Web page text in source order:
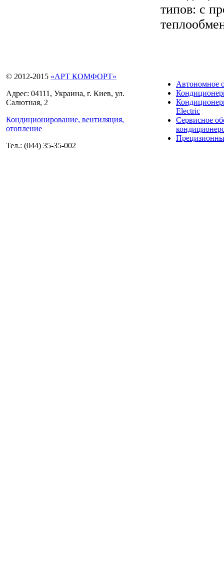
типов: с
© 2012-2015 «АРТ КОМФОРТ»
Адрес: 04111, Украина, г. Киев, ул.
Салютная, 2
Кондиционирование, вентиляция,
отопление
Тел.: (044) 35-35-002
Автономное
Electric
Сервисное